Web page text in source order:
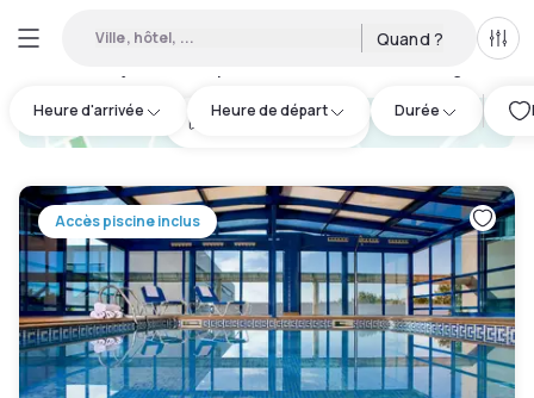
Ville, hôtel, ... Quand ?
Heure d'arrivée Heure de départ Durée
1
hotel.cta.view_map
Accès piscine inclus